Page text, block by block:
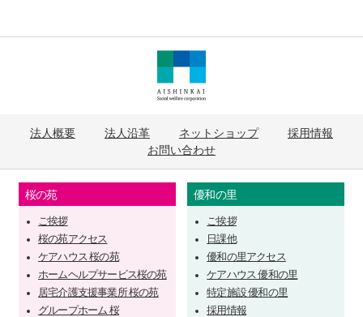
法人概要 法人沿革 ネットショップ
採用情報
お問い合わせ
桜の苑
ご挨拶
桜の苑アクセス
ケアハウス 桜の苑
ホームヘルプサービス桜の苑
居宅介護支援事業所 桜の苑
グループホーム 桜
優和の里
ご挨拶
日課他
優和の里アクセス
ケアハウス 優和の里
特定施設 優和の里
採用情報